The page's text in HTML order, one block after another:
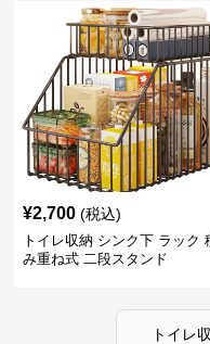
¥2,700 (税込)
トイレ収納 シンク下 ラック
み重ね式 二段スタンド
トイレ